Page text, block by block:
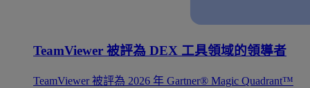
TeamViewer 被評為 DEX 工具領域的領導者
TeamViewer 被評為 2026 年 Gartner® Magic Quadrant™